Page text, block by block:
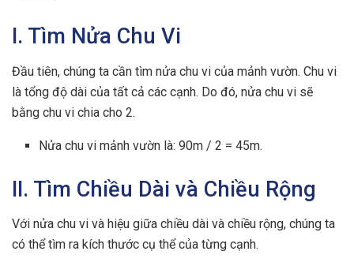
I. Tìm Nửa Chu Vi
Đầu tiên, chúng ta cần tìm nửa chu vi của mảnh vườn. Chu vi
là tổng độ dài của tất cả các cạnh. Do đó, nửa chu vi sẽ
bằng chu vi chia cho 2.
Nửa chu vi mảnh vườn là: 90m / 2 = 45m.
II. Tìm Chiều Dài và Chiều Rộng
Với nửa chu vi và hiệu giữa chiều dài và chiều rộng, chúng ta
có thể tìm ra kích thước cụ thể của từng cạnh.